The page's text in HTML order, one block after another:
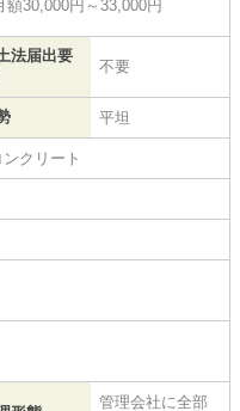
30,000円～33,000円
法届出要
不要
平坦
クリート
管理会社に全部